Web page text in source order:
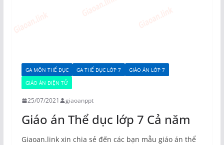
GA MÔN THỂ DỤC GA THỂ DỤC LỚP 7
GIÁO ÁN LỚP 7
GIÁO ÁN ĐIỆN TỬ
25/07/2021 giaoanppt
Giáo án Thể dục lớp 7 Cả năm
Giaoan.link xin chia sẻ đến các bạn mẫu giáo án thể